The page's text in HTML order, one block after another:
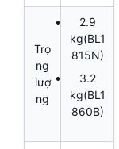
Trọ
ng
lượ
ng
2.9
kg(BL1
815N)
3.2
kg(BL1
860B)